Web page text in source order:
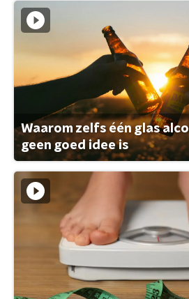
Waarom zelfs één glas
geen goed idee is